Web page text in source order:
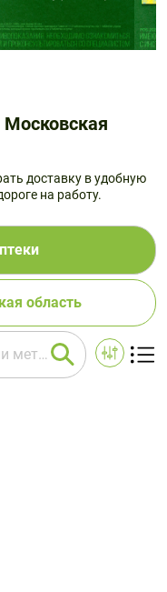
доставку в удобную
на работу.
область